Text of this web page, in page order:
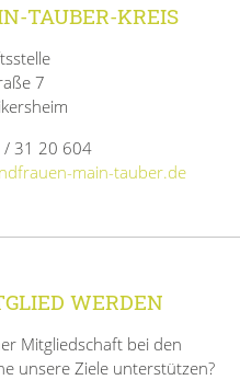
TAUBER-KREIS
7
/ 31 20 604
main-tauber.de
WERDEN
Mitgliedschaft bei den
unsere Ziele unterstützen?